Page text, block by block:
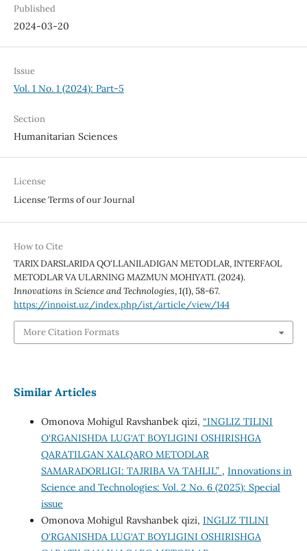
Published
2024-03-20
Issue
Vol. 1 No. 1 (2024): Part-5
Section
Humanitarian Sciences
License
License Terms of our Journal
How to Cite
TARIX DARSLARIDA QO‘LLANILADIGAN METODLAR, INTERFAOL
METODLAR VA ULARNING MAZMUN MOHIYATI. (2024).
Innovations in Science and Technologies,1(1), 58-67.
https://innoist.uz/index.php/ist/article/view/144
More Citation Formats
Similar Articles
Omonova Mohigul Ravshanbek qizi, “INGLIZ TILINI
O‘RGANISHDA LUG‘AT BOYLIGINI OSHIRISHGA
QARATILGAN XALQARO METODLAR
SAMARADORLIGI: TAJRIBA VA TAHLIL” , Innovations in
Science and Technologies: Vol. 2 No. 6 (2025): Special
issue
Omonova Mohigul Ravshanbek qizi, INGLIZ TILINI
O‘RGANISHDA LUG‘AT BOYLIGINI OSHIRISHGA